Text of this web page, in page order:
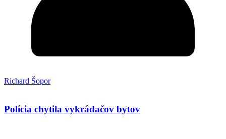
Richard Šopor
Polícia chytila vykrádačov bytov